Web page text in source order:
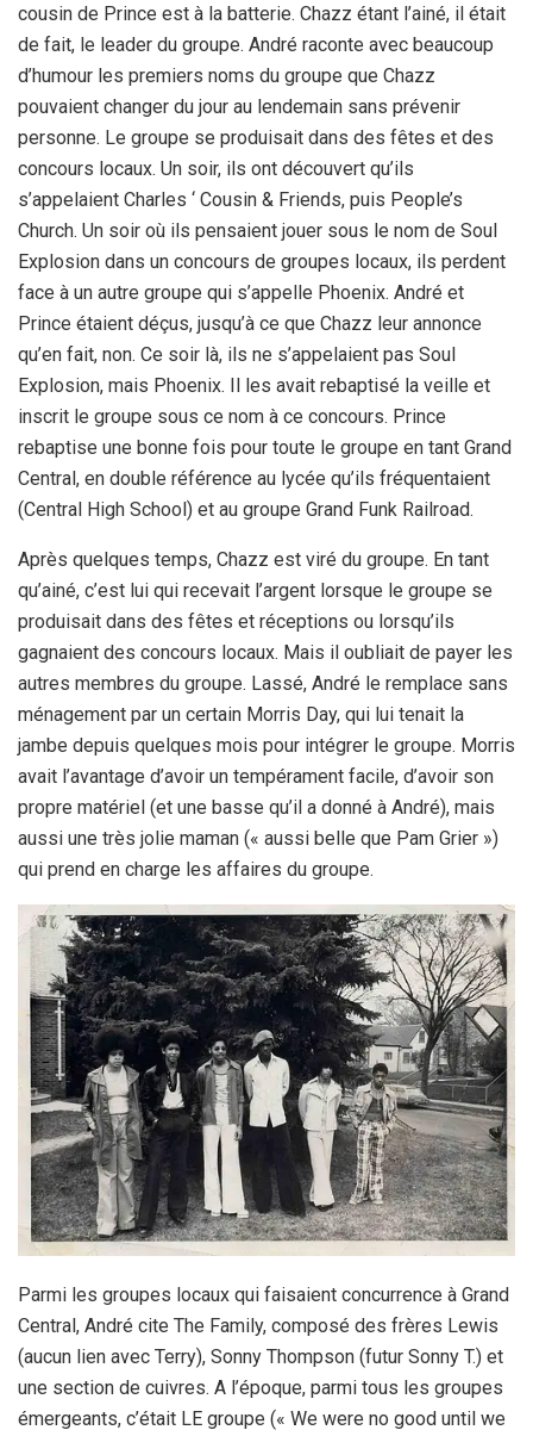
cousin de Prince est à la batterie. Chazz étant l’ainé, il était
de fait, le leader du groupe. André raconte avec beaucoup
d’humour les premiers noms du groupe que Chazz
pouvaient changer du jour au lendemain sans prévenir
personne. Le groupe se produisait dans des fêtes et des
concours locaux. Un soir, ils ont découvert qu’ils
s’appelaient Charles ‘ Cousin & Friends, puis People’s
Church. Un soir où ils pensaient jouer sous le nom de Soul
Explosion dans un concours de groupes locaux, ils perdent
face à un autre groupe qui s’appelle Phoenix. André et
Prince étaient déçus, jusqu’à ce que Chazz leur annonce
qu’en fait, non. Ce soir là, ils ne s’appelaient pas Soul
Explosion, mais Phoenix. Il les avait rebaptisé la veille et
inscrit le groupe sous ce nom à ce concours. Prince
rebaptise une bonne fois pour toute le groupe en tant Grand
Central, en double référence au lycée qu’ils fréquentaient
(Central High School) et au groupe Grand Funk Railroad.
Après quelques temps, Chazz est viré du groupe. En tant
qu’ainé, c’est lui qui recevait l’argent lorsque le groupe se
produisait dans des fêtes et réceptions ou lorsqu’ils
gagnaient des concours locaux. Mais il oubliait de payer les
autres membres du groupe. Lassé, André le remplace sans
ménagement par un certain Morris Day, qui lui tenait la
jambe depuis quelques mois pour intégrer le groupe. Morris
avait l’avantage d’avoir un tempérament facile, d’avoir son
propre matériel (et une basse qu’il a donné à André), mais
aussi une très jolie maman (« aussi belle que Pam Grier »)
qui prend en charge les affaires du groupe.
Parmi les groupes locaux qui faisaient concurrence à Grand
Central, André cite The Family, composé des frères Lewis
(aucun lien avec Terry), Sonny Thompson (futur Sonny T.) et
une section de cuivres. A l’époque, parmi tous les groupes
émergeants, c’était LE groupe (« We were no good until we